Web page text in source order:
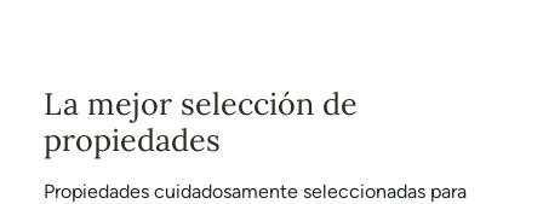
La mejor selección de
propiedades
Propiedades cuidadosamente seleccionadas para